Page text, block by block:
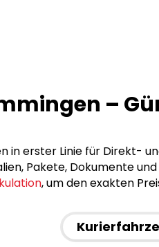
–
in erster Linie für Direkt-
Pakete, Dokumente
, um den exakten